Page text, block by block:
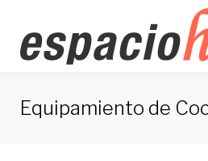
contenido
Equipamiento de